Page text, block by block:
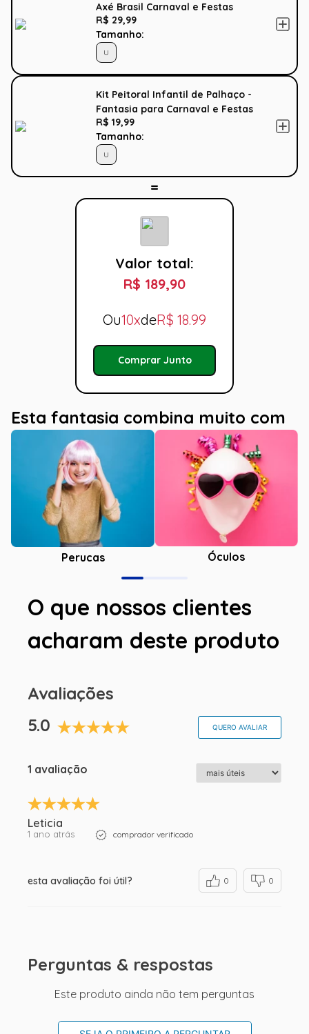
Axé Brasil Carnaval e Festas
R$ 29,99
Tamanho:
U
Kit Peitoral Infantil de Palhaço -
Fantasia para Carnaval e Festas
R$ 19,99
Tamanho:
U
Valor total:
R$ 189,90
Ou10xdeR$ 18.99
Comprar Junto
Esta fantasia combina muito com
Perucas Óculos
O que nossos clientes
acharam deste produto
Avaliações
5.0
QUERO AVALIAR
1 avaliação
Leticia
1 ano atrás comprador verificado
esta avaliação foi útil? 0 0
Perguntas & respostas
Este produto ainda não tem perguntas